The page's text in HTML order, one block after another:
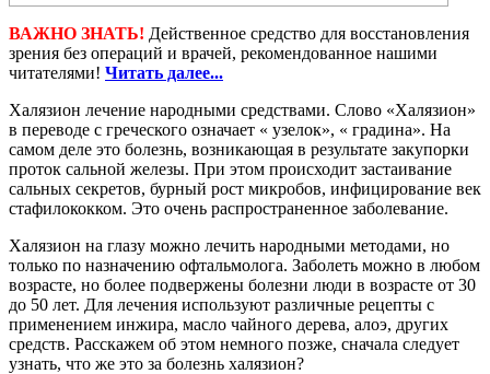
ВАЖНО ЗНАТЬ! Действенное средство для восстановления
зрения без операций и врачей, рекомендованное нашими
читателями! Читать далее...
Халязион лечение народными средствами. Слово «Халязион»
в переводе с греческого означает « узелок», « градина». На
самом деле это болезнь, возникающая в результате закупорки
проток сальной железы. При этом происходит застаивание
сальных секретов, бурный рост микробов, инфицирование век
стафилококком. Это очень распространенное заболевание.
Халязион на глазу можно лечить народными методами, но
только по назначению офтальмолога. Заболеть можно в любом
возрасте, но более подвержены болезни люди в возрасте от 30
до 50 лет. Для лечения используют различные рецепты с
применением инжира, масло чайного дерева, алоэ, других
средств. Расскажем об этом немного позже, сначала следует
узнать, что же это за болезнь халязион?